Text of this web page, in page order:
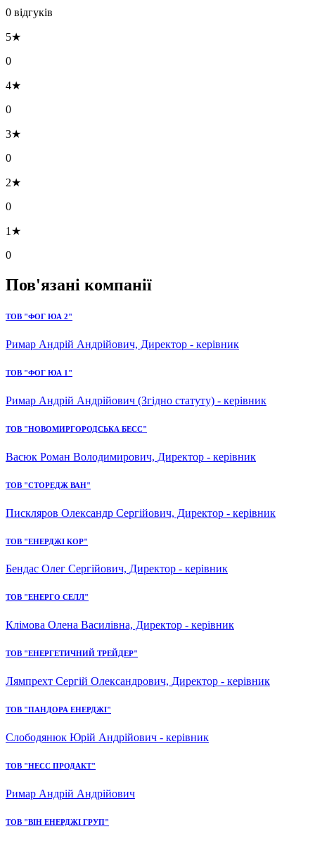
0 відгуків
5★
0
4★
0
3★
0
2★
0
1★
0
Пов'язані компанії
ТОВ "ФОГ ЮА 2"
Римар Андрій Андрійович, Директор - керівник
ТОВ "ФОГ ЮА 1"
Римар Андрій Андрійович (Згідно статуту) - керівник
ТОВ "НОВОМИРГОРОДСЬКА БЕСС"
Васюк Роман Володимирович, Директор - керівник
ТОВ "СТОРЕДЖ ВАН"
Пискляров Олександр Сергійович, Директор - керівник
ТОВ "ЕНЕРДЖІ КОР"
Бендас Олег Сергійович, Директор - керівник
ТОВ "ЕНЕРГО СЕЛЛ"
Клімова Олена Василівна, Директор - керівник
ТОВ "ЕНЕРГЕТИЧНИЙ ТРЕЙДЕР"
Лямпрехт Сергій Олександрович, Директор - керівник
ТОВ "ПАНДОРА ЕНЕРДЖІ"
Слободянюк Юрій Андрійович - керівник
ТОВ "НЕСС ПРОДАКТ"
Римар Андрій Андрійович
ТОВ "ВІН ЕНЕРДЖІ ГРУП"